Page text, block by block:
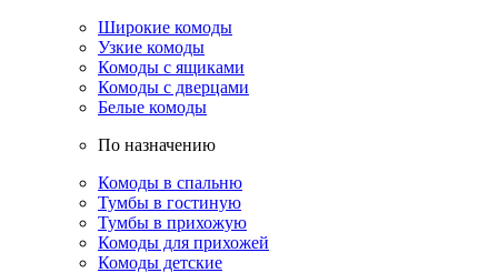
Широкие комоды
Узкие комоды
Комоды с ящиками
Комоды с дверцами
Белые комоды
По назначению
Комоды в спальню
Тумбы в гостиную
Тумбы в прихожую
Комоды для прихожей
Комоды детские